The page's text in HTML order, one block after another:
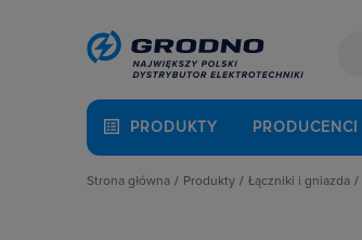
PRODUKTY PRODUCENCI
Strona główna
Produkty
Łączniki i gniazda